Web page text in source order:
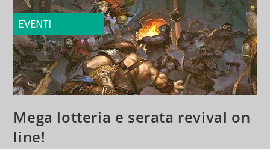
Mega lotteria e serata revival on
line!